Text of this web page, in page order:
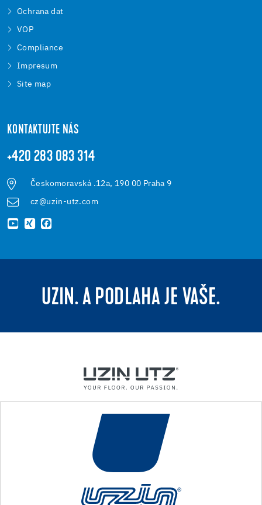
Ochrana dat
VOP
Compliance
Impresum
Site map
KONTAKTUJTE NÁS
+420 283 083 314
Českomoravská .12a, 190 00 Praha 9
cz@uzin-utz.com
UZIN. A PODLAHA JE VAŠE.